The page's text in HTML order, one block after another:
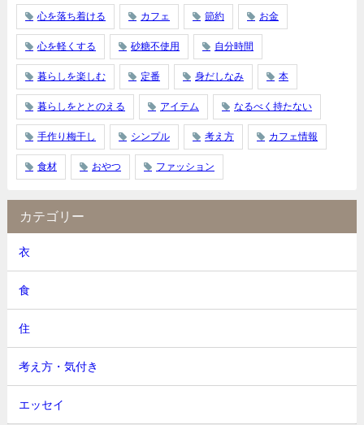
心を落ち着ける カフェ 節約 お金
心を軽くする 砂糖不使用 自分時間
暮らしを楽しむ 定番 身だしなみ 本
暮らしをととのえる アイテム なるべく持たない
手作り梅干し シンプル 考え方 カフェ情報
食材 おやつ ファッション
カテゴリー
衣
食
住
考え方・気付き
エッセイ